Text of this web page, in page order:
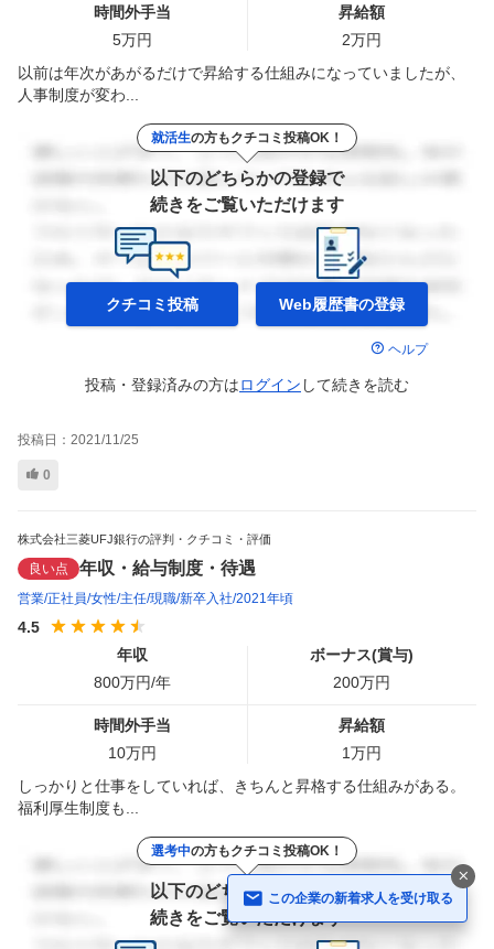
時間外手当
5万円
昇給額
2万円
以前は年次があがるだけで昇給する仕組みになっていましたが、
人事制度が変わ...
就活生の方もクチコミ投稿OK！
以下のどちらかの登録で
続きをご覧いただけます
クチコミ投稿 Web履歴書の登録
ヘルプ
投稿・登録済みの方はログイン して続きを読む
投稿日： 2021/11/25
0
株式会社三菱UFJ銀行の評判・クチコミ・評価
良い点 年収・給与制度・待遇
営業 正社員 女性 主任 現職 新卒入社 2021年頃
4.5
年収
800万円/年
ボーナス(賞与)
200万円
時間外手当
10万円
昇給額
1万円
しっかりと仕事をしていれば、きちんと昇格する仕組みがある。
福利厚生制度も...
選考中の方もクチコミ投稿OK！
以下のどちらかの登録で
続きをご覧いただけます
この企業の新着求人を受け取る